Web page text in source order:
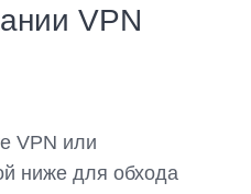
VPN
VPN или
ниже для обхода